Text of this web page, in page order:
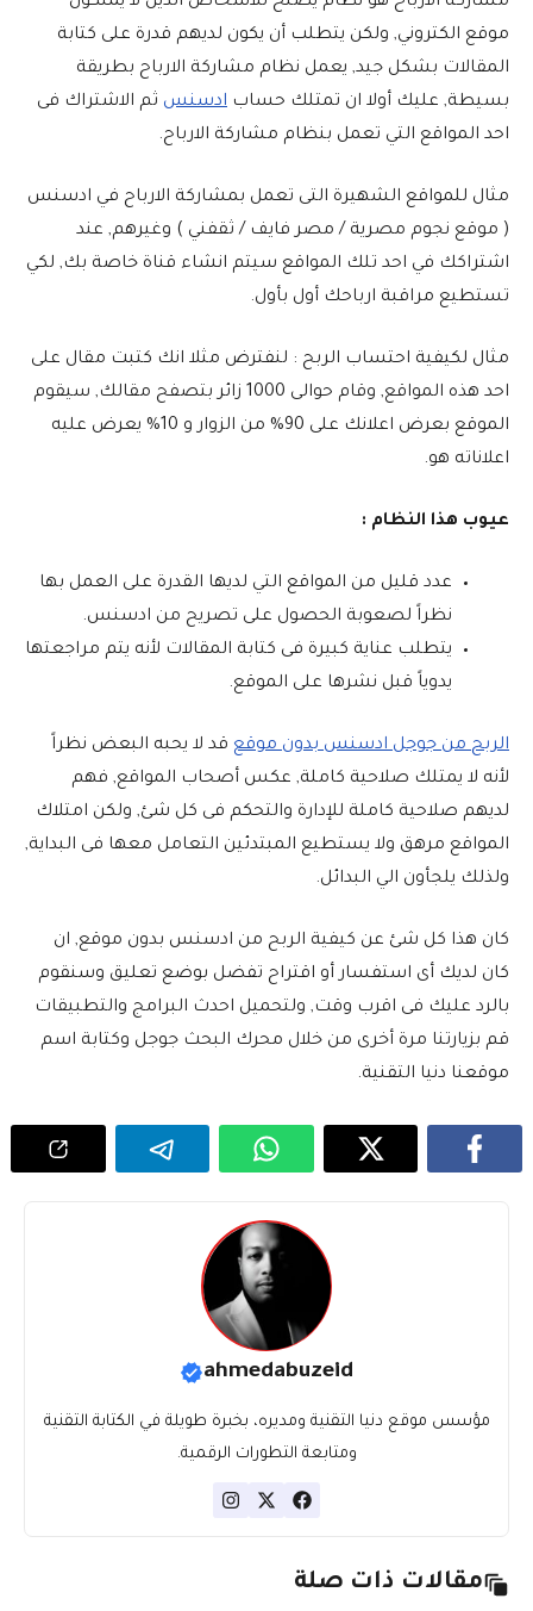
موقع الكتروني, ولكن يتطلب أن يكون لديهم قدرة على كتابة
المقالات بشكل جيد, يعمل نظام مشاركة الارباح بطريقة
بسيطة, عليك أولا ان تمتلك حساب ادسنس ثم الاشتراك فى
احد المواقع التي تعمل بنظام مشاركة الارباح.
مثال للمواقع الشهيرة التى تعمل بمشاركة الارباح في ادسنس
( موقع نجوم مصرية / مصر فايف / ثقفني ) وغيرهم, عند
اشتراكك في احد تلك المواقع سيتم انشاء قناة خاصة بك, لكي
تستطيع مراقبة ارباحك أول بأول.
مثال لكيفية احتساب الربح : لنفترض مثلا انك كتبت مقال على
احد هذه المواقع, وقام حوالى 1000 زائر بتصفح مقالك, سيقوم
الموقع بعرض اعلانك على 90% من الزوار و 10% يعرض عليه
اعلاناته هو.
عيوب هذا النظام :
عدد قليل من المواقع التي لديها القدرة على العمل بها
نظراً لصعوبة الحصول على تصريح من ادسنس.
يتطلب عناية كبيرة فى كتابة المقالات لأنه يتم مراجعتها
يدوياً قبل نشرها على الموقع.
الربح من جوجل ادسنس بدون موقع قد لا يحبه البعض نظراً
لأنه لا يمتلك صلاحية كاملة, عكس أصحاب المواقع, فهم
لديهم صلاحية كاملة للإدارة والتحكم فى كل شئ, ولكن امتلاك
المواقع مرهق ولا يستطيع المبتدئين التعامل معها فى البداية,
ولذلك يلجأون الي البدائل.
كان هذا كل شئ عن كيفية الربح من ادسنس بدون موقع, ان
كان لديك أى استفسار أو اقتراح تفضل بوضع تعليق وسنقوم
بالرد عليك فى اقرب وقت, ولتحميل احدث البرامج والتطبيقات
قم بزيارتنا مرة أخرى من خلال محرك البحث جوجل وكتابة اسم
موقعنا دنيا التقنية.
ahmedabuzeid
مؤسس موقع دنيا التقنية ومديره، بخبرة طويلة في الكتابة التقنية
ومتابعة التطورات الرقمية.
مقالات ذات صلة